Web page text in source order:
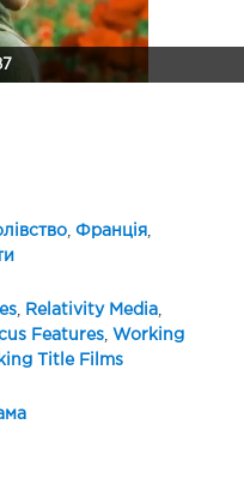
, Франція,
, Relativity Media,
Features,
Working
Title Films